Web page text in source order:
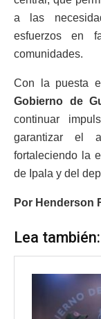
a las
esfuerzos en
comunidades.
Con la puesta
Gobierno de
continuar
garantizar el
fortaleciendo la
de Ipala y del
Por Henderson
Lea también: